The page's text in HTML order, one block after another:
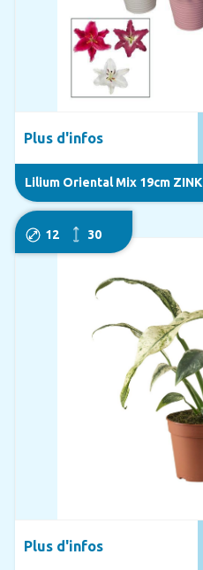
Lilium Oriental Mix 19cm ZINK
Plus d'infos
12 30
Plus d'infos